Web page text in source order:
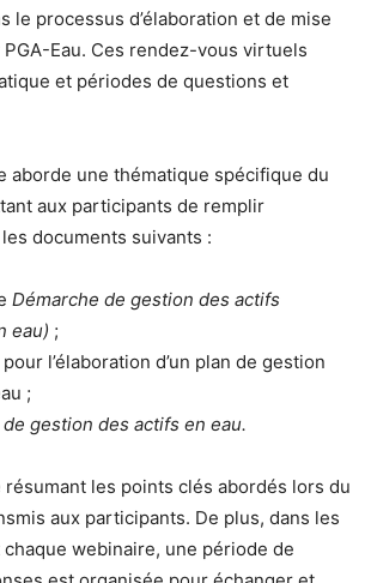
le processus d’élaboration et de mise
Eau. Ces rendez-vous virtuels
et périodes de questions et
aborde une thématique spécifique du
aux participants de remplir
documents suivants :
Démarche de gestion des actifs
eau) ;
l’élaboration d’un plan de gestion
;
de gestion des actifs en eau.
les points clés abordés lors du
aux participants. De plus, dans les
webinaire, une période de